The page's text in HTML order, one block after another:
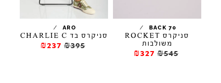
BACK 70
/
סניקרס ROCKET
משולבות
₪545
₪327
ARO
/
סניקרס בד CHARLIE C
₪395
₪237